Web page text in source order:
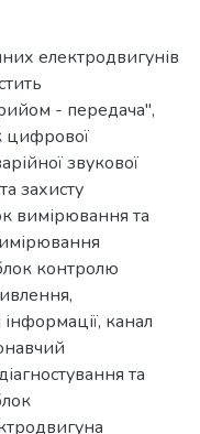
електродвигунів
- передача",
цифрової
звукової
захисту
вимірювання та
контролю
канал
та